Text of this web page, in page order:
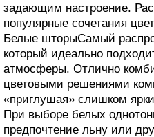
задающим настроение.
популярные сочетания
Белые шторыСамый
который идеально
атмосферы. Отлично
цветовыми решениями
«приглушая» слишком
При выборе белых
предпочтение льну или